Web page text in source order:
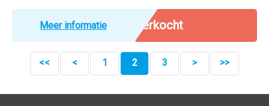
Meer informatie Verkocht
<< < 1 2 3 > >>